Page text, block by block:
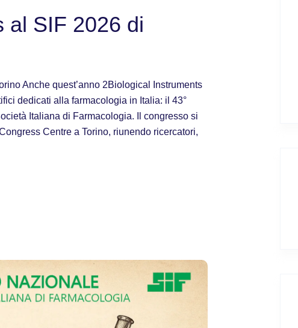
al SIF 2026 di
Anche quest’anno 2Biological Instruments
dedicati alla farmacologia in Italia: il 43°
Italiana di Farmacologia. Il congresso si
Centre a Torino, riunendo ricercatori,